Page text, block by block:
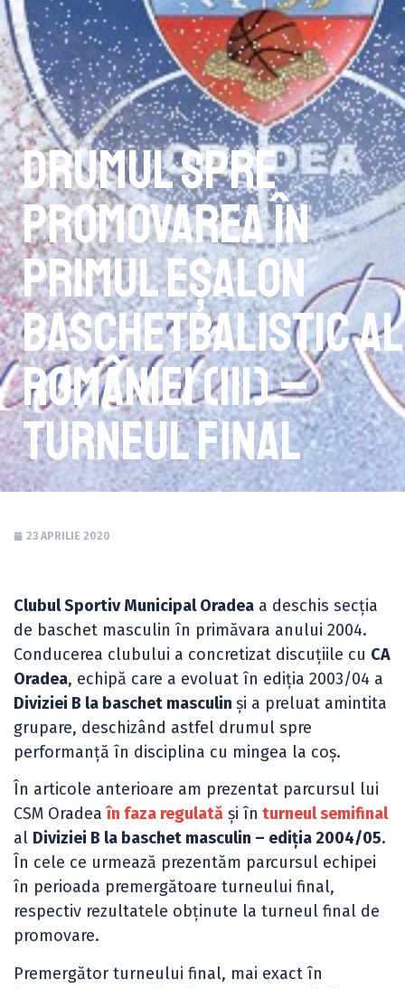
Drumul spre
promovarea în
primul eșalon
baschetbalistic al
României (III) –
Turneul final
23 APRILIE 2020
Clubul Sportiv Municipal Oradea a deschis secția
de baschet masculin în primăvara anului 2004.
Conducerea clubului a concretizat discuțiile cu CA
Oradea, echipă care a evoluat în ediția 2003/04 a
Diviziei B la baschet masculin și a preluat amintita
grupare, deschizând astfel drumul spre
performanță în disciplina cu mingea la coș.
În articole anterioare am prezentat parcursul lui
CSM Oradeaîn faza regulată și în turneul semifinal
al Diviziei B la baschet masculin – ediția 2004/05.
În cele ce urmează prezentăm parcursul echipei
în perioada premergătoare turneului final,
respectiv rezultatele obținute la turneul final de
promovare.
Premergător turneului final, mai exact în